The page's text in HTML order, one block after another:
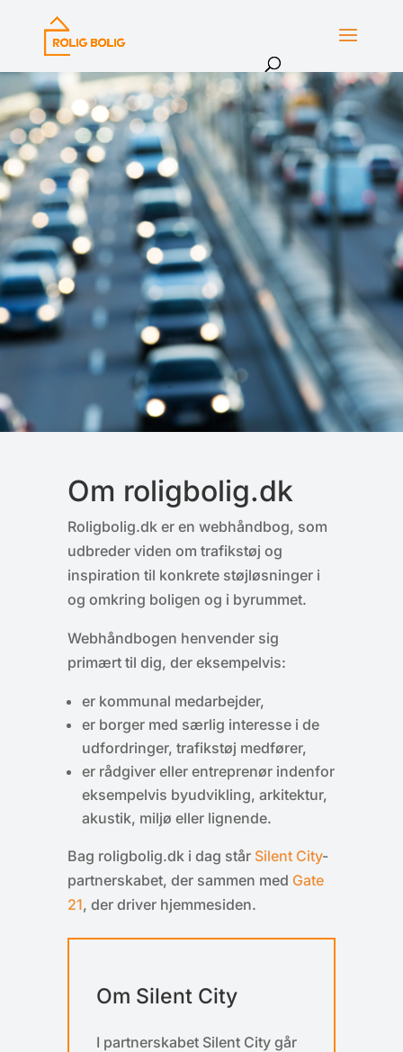
Om roligbolig.dk
Roligbolig.dk er en webhåndbog, som
udbreder viden om trafikstøj og
inspiration til konkrete støjløsninger i
og omkring boligen og i byrummet.
Webhåndbogen henvender sig
primært til dig, der eksempelvis:
er kommunal medarbejder,
er borger med særlig interesse i de
udfordringer, trafikstøj medfører,
er rådgiver eller entreprenør indenfor
eksempelvis byudvikling, arkitektur,
akustik, miljø eller lignende.
Bag roligbolig.dk i dag står Silent City-
partnerskabet, der sammen med Gate
21, der driver hjemmesiden.
Om Silent City
I partnerskabet Silent City går